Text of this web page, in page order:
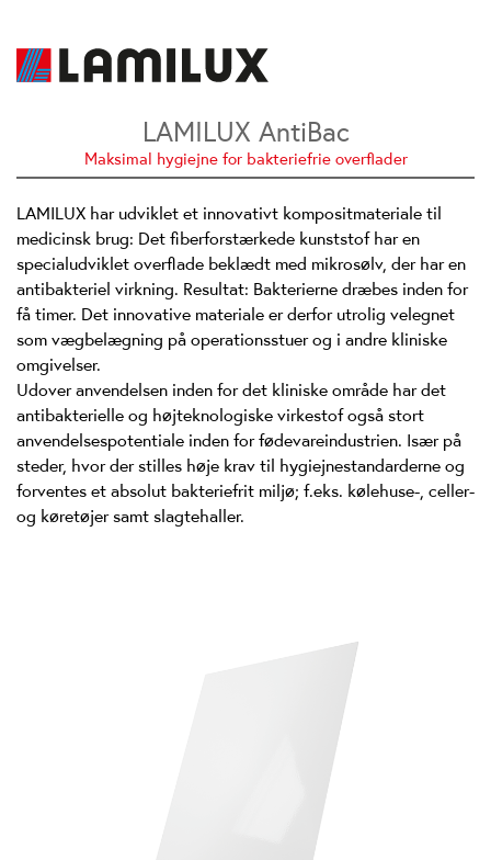
LAMILUX AntiBac
Maksimal hygiejne for bakteriefrie overflader
LAMILUX har udviklet et innovativt kompositmateriale til
medicinsk brug: Det fiberforstærkede kunststof har en
specialudviklet overflade beklædt med mikrosølv, der har en
antibakteriel virkning. Resultat: Bakterierne dræbes inden for
få timer. Det innovative materiale er derfor utrolig velegnet
som vægbelægning på operationsstuer og i andre kliniske
omgivelser.
Udover anvendelsen inden for det kliniske område har det
antibakterielle og højteknologiske virkestof også stort
anvendelsespotentiale inden for fødevareindustrien. Især på
steder, hvor der stilles høje krav til hygiejnestandarderne og
forventes et absolut bakteriefrit miljø; f.eks. kølehuse-, celler-
og køretøjer samt slagtehaller.